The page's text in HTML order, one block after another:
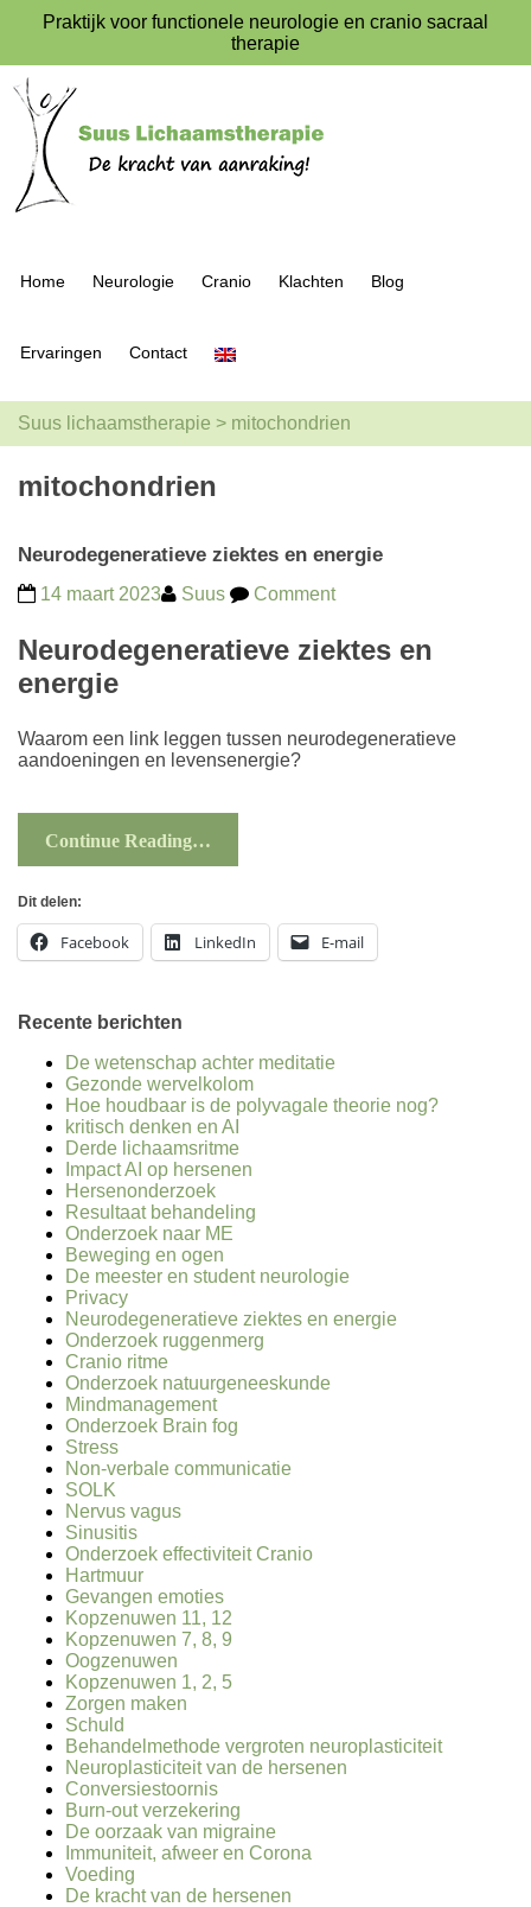
Praktijk voor functionele neurologie en cranio sacraal
therapie
Home Neurologie Cranio Klachten Blog
Ervaringen Contact
Suus lichaamstherapie > mitochondrien
mitochondrien
Neurodegeneratieve ziektes en energie
14 maart 2023 Suus Comment
Neurodegeneratieve ziektes en
energie
Waarom een link leggen tussen neurodegeneratieve
aandoeningen en levensenergie?
Continue Reading…
Dit delen:
Facebook LinkedIn E-mail
Recente berichten
De wetenschap achter meditatie
Gezonde wervelkolom
Hoe houdbaar is de polyvagale theorie nog?
kritisch denken en AI
Derde lichaamsritme
Impact AI op hersenen
Hersenonderzoek
Resultaat behandeling
Onderzoek naar ME
Beweging en ogen
De meester en student neurologie
Privacy
Neurodegeneratieve ziektes en energie
Onderzoek ruggenmerg
Cranio ritme
Onderzoek natuurgeneeskunde
Mindmanagement
Onderzoek Brain fog
Stress
Non-verbale communicatie
SOLK
Nervus vagus
Sinusitis
Onderzoek effectiviteit Cranio
Hartmuur
Gevangen emoties
Kopzenuwen 11, 12
Kopzenuwen 7, 8, 9
Oogzenuwen
Kopzenuwen 1, 2, 5
Zorgen maken
Schuld
Behandelmethode vergroten neuroplasticiteit
Neuroplasticiteit van de hersenen
Conversiestoornis
Burn-out verzekering
De oorzaak van migraine
Immuniteit, afweer en Corona
Voeding
De kracht van de hersenen